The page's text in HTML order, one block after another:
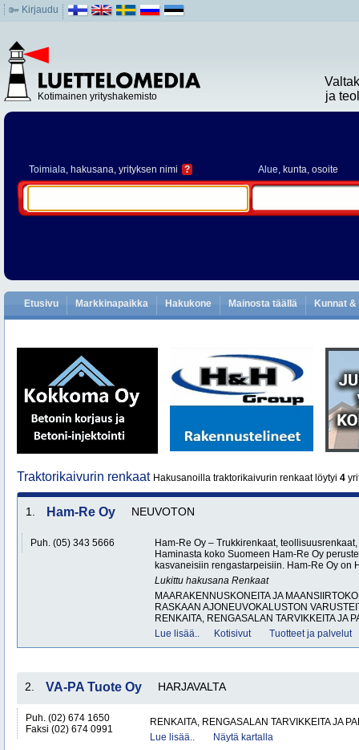
Kirjaudu
Kotimainen yrityshakemisto
ja
Toimiala, hakusana, yrityksen nimi ? Alue, kunta, osoite
Etusivu Markkinapaikka Hakukone Mainosta täällä Kunnat
Traktorikaivurin renkaat Hakusanoilla traktorikaivurin renkaat löytyi 4
1. Ham-Re Oy NEUVOTON
Puh. (05) 343 5666
Ham-Re Oy – Trukkirenkaat,
Haminasta koko Suomeen Ham-Re Oy
kasvaneisiin rengastarpeisiin. Ham-Re Oy on
Lukittu hakusana Renkaat
MAARAKENNUSKONEITA JA
RASKAAN AJONEUVOKALUSTON
RENKAITA, RENGASALAN TARVIKKEITA JA
Lue lisää..
Kotisivut Tuotteet ja palvelut
2. VA-PA Tuote Oy HARJAVALTA
Puh. (02) 674 1650
Faksi (02) 674 0991
RENKAITA, RENGASALAN TARVIKKEITA JA
Lue lisää..
Näytä kartalla